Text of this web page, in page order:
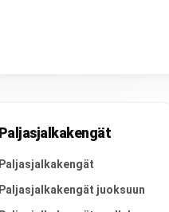
Paljasjalkakengät
Paljasjalkakengät
Paljasjalkakengät juoksuun